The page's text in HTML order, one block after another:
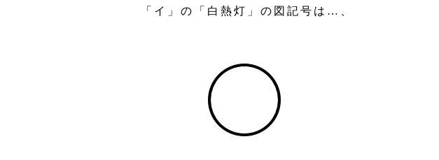
「イ」の「白熱灯」の図記号は…、